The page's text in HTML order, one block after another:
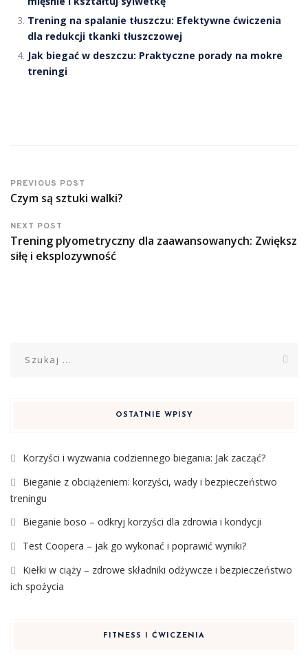
Trening na spalanie tłuszczu: Efektywne ćwiczenia
dla redukcji tkanki tłuszczowej
Jak biegać w deszczu: Praktyczne porady na mokre
treningi
PREVIOUS POST
Czym są sztuki walki?
NEXT POST
Trening plyometryczny dla zaawansowanych: Zwiększ
siłę i eksplozywność
OSTATNIE WPISY
Korzyści i wyzwania codziennego biegania: Jak zacząć?
Bieganie z obciążeniem: korzyści, wady i bezpieczeństwo
treningu
Bieganie boso – odkryj korzyści dla zdrowia i kondycji
Test Coopera – jak go wykonać i poprawić wyniki?
Kiełki w ciąży – zdrowe składniki odżywcze i bezpieczeństwo
ich spożycia
FITNESS I ĆWICZENIA